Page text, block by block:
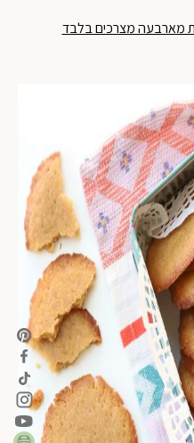
מארבעה מצרכים בלבד